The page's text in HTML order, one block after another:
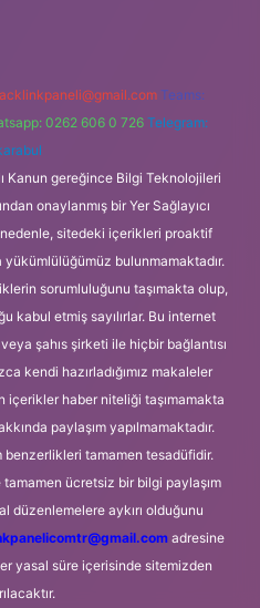
Teams:
0262 606 0 726 Telegram:
Kanun gereğince Bilgi Teknolojileri
onaylanmış bir Yer Sağlayıcı
sitedeki içerikleri proaktif
bulunmamaktadır.
sorumluluğunu taşımakta olup,
kabul etmiş sayılırlar. Bu internet
şahıs şirketi ile hiçbir bağlantısı
kendi hazırladığımız makaleler
içerikler haber niteliği taşımamakta
paylaşım yapılmamaktadır.
tamamen tesadüfidir.
ücretsiz bir bilgi paylaşım
düzenlemelere aykırı olduğunu
adresine
yasal süre içerisinde sitemizden